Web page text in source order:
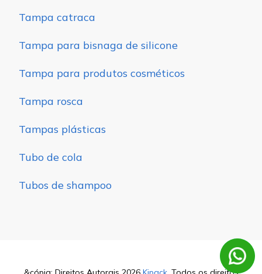
Tampa catraca
Tampa para bisnaga de silicone
Tampa para produtos cosméticos
Tampa rosca
Tampas plásticas
Tubo de cola
Tubos de shampoo